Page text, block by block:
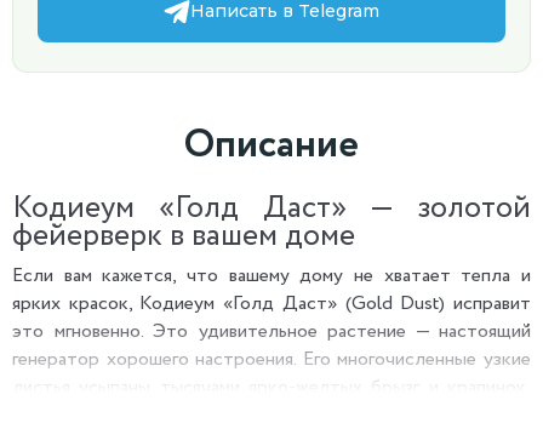
Написать в Telegram
Описание
Кодиеум «Голд Даст» — золотой
фейерверк в вашем доме
Если вам кажется, что вашему дому не хватает тепла и
ярких красок, Кодиеум «Голд Даст» (Gold Dust) исправит
это мгновенно. Это удивительное растение — настоящий
генератор хорошего настроения. Его многочисленные узкие
листья усыпаны тысячами ярко-желтых брызг и крапинок,